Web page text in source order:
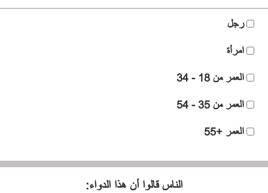
رجل
امرأة
العمر من 18 - 34
العمر من 35 - 54
العمر +55
الناس قالوا أن هذا الدواء: